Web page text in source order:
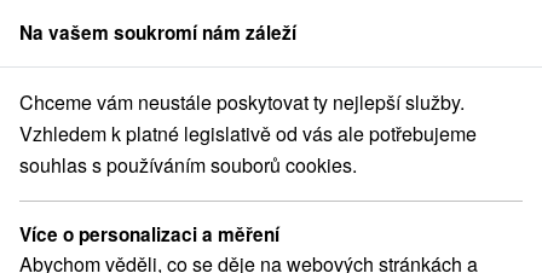
člen skupinySorger
kraj Tále Hotel Partizán **** Tále Sobotní relax pobyt
Sobotní relax pobyt
Hotel Partizán★★★★Tále
Na vašem soukromí nám záleží
Chceme vám neustále poskytovat ty nejlepší služby.
Vzhledem k platné legislativě od vás ale potřebujeme
souhlas s používáním souborů cookies.
Více o personalizaci a měření
Abychom věděli, co se děje na webových stránkách a